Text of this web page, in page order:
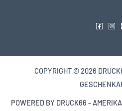
COPYRIGHT © 2026
POWERED BY DRUCK66 -